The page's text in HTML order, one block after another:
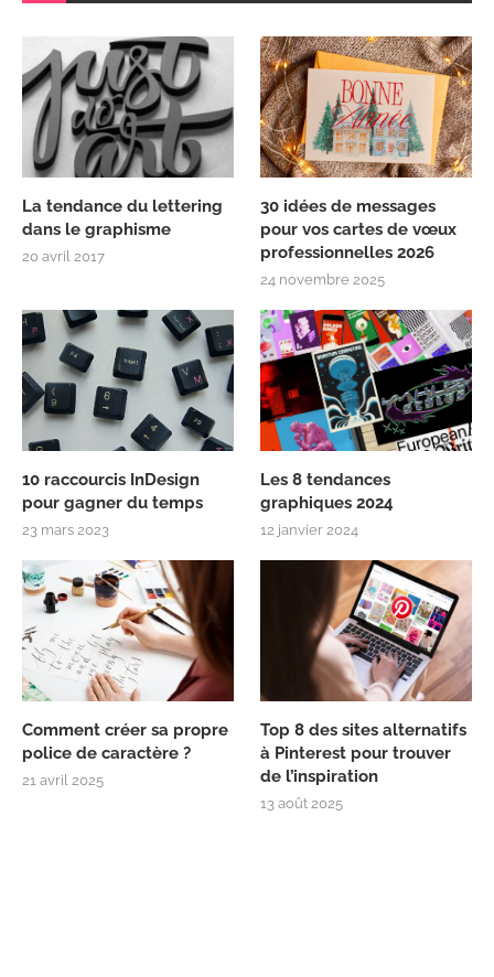
La tendance du lettering
dans le graphisme
20 avril 2017
30 idées de messages
pour vos cartes de vœux
professionnelles 2026
24 novembre 2025
10 raccourcis InDesign
pour gagner du temps
23 mars 2023
Les 8 tendances
graphiques 2024
12 janvier 2024
Comment créer sa propre
police de caractère ?
21 avril 2025
Top 8 des sites alternatifs
à Pinterest pour trouver
de l’inspiration
13 août 2025